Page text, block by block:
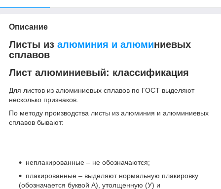
Описание
Листы из алюминия и алюминиевых
сплавов
Лист алюминиевый: классификация
Для листов из алюминиевых сплавов по ГОСТ выделяют
несколько признаков.
По методу производства листы из алюминия и алюминиевых
сплавов бывают:
неплакированные – не обозначаются;
плакированные – выделяют нормальную плакировку
(обозначается буквой А), утолщенную (У) и